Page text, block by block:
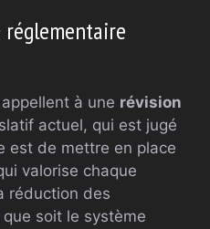
réglementaire
à une révision
actuel, qui est jugé
est de mettre en place
valorise chaque
réduction des
soit le système